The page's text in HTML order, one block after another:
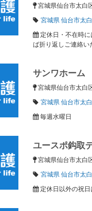
宮城県仙台市太白
宮城県 仙台市太
定休日・不在時
ば折り返しご連絡い
サンワホーム
宮城県仙台市太白
宮城県 仙台市太
毎週水曜日
ユースポ鈎取
宮城県仙台市太白
宮城県 仙台市太
定休日以外の祝